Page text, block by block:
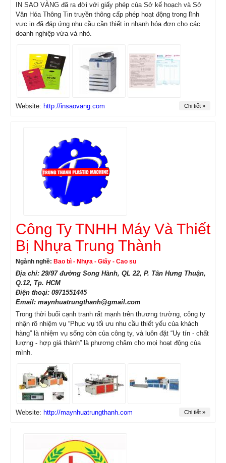
IN SAO VÀNG đã ra đời với giấy phép của Sở kế hoạch và Sở
Văn Hóa Thông Tin truyền thông cấp phép hoạt động trong lĩnh
vực in đã đáp ứng nhu cầu cần thiết in nhanh hóa đơn cho các
doanh nghiệp vừa và nhỏ.
Website: http://insaovang.com Chi tiết »
Công Ty TNHH Máy Và Thiết
Bị Nhựa Trung Thành
Ngành nghề: Bao bì - Nhựa - Giấy - Cao su
Địa chỉ: 29/97 đường Song Hành, QL 22, P. Tân Hưng Thuận,
Q.12, Tp. HCM
Điện thoại: 0971551445
Email: maynhuatrungthanh@gmail.com
Trong thời buổi cạnh tranh rất mạnh trên thương trường, công ty
nhận rõ nhiệm vụ “Phục vụ tối ưu nhu cầu thiết yếu của khách
hàng” là nhiệm vụ sống còn của công ty, và luôn đặt “Uy tín - chất
lượng - hợp giá thành” là phương châm cho mọi hoạt động của
mình.
Website: http://maynhuatrungthanh.com Chi tiết »